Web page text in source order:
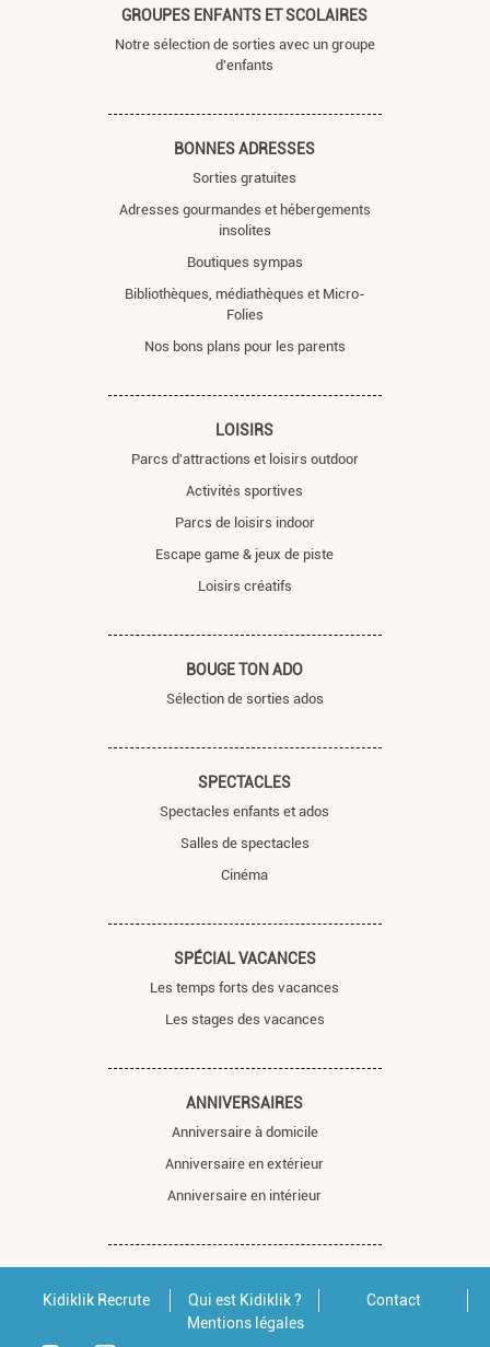
GROUPES ENFANTS ET SCOLAIRES
Notre sélection de sorties avec un groupe
d'enfants
BONNES ADRESSES
Sorties gratuites
Adresses gourmandes et hébergements
insolites
Boutiques sympas
Bibliothèques, médiathèques et Micro-
Folies
Nos bons plans pour les parents
LOISIRS
Parcs d'attractions et loisirs outdoor
Activités sportives
Parcs de loisirs indoor
Escape game & jeux de piste
Loisirs créatifs
BOUGE TON ADO
Sélection de sorties ados
SPECTACLES
Spectacles enfants et ados
Salles de spectacles
Cinéma
SPÉCIAL VACANCES
Les temps forts des vacances
Les stages des vacances
ANNIVERSAIRES
Anniversaire à domicile
Anniversaire en extérieur
Anniversaire en intérieur
Kidiklik Recrute Qui est Kidiklik ?
Contact
Mentions légales